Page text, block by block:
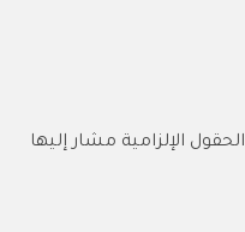
الحقول الإلزامية مشار إليها